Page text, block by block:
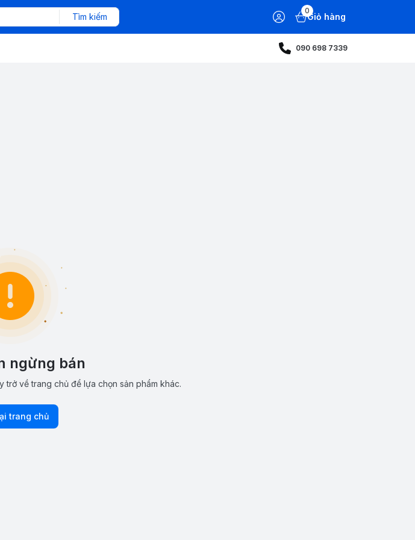
Tìm kiếm
0
Giỏ hàng
090 698 7339
ngừng bán
trở về trang chủ để lựa chọn sản phẩm khác.
trang chủ